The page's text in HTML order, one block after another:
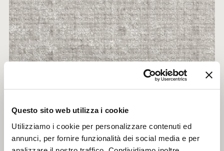
Questo sito web utilizza i cookie
Utilizziamo i cookie per personalizzare contenuti ed
annunci, per fornire funzionalità dei social media e per
CAT.D 714 04